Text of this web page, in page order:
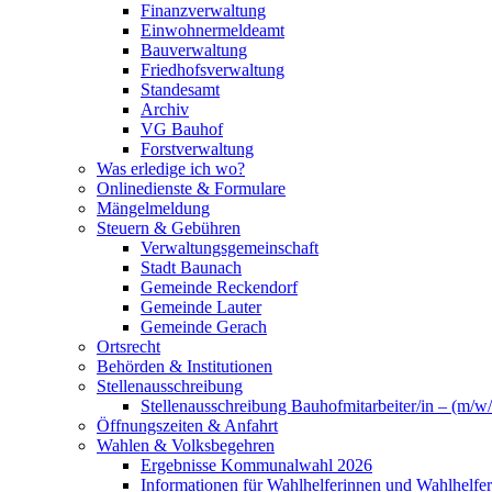
Finanzverwaltung
Einwohnermeldeamt
Bauverwaltung
Friedhofsverwaltung
Standesamt
Archiv
VG Bauhof
Forstverwaltung
Was erledige ich wo?
Onlinedienste & Formulare
Mängelmeldung
Steuern & Gebühren
Verwaltungsgemeinschaft
Stadt Baunach
Gemeinde Reckendorf
Gemeinde Lauter
Gemeinde Gerach
Ortsrecht
Behörden & Institutionen
Stellenausschreibung
Stellenausschreibung Bauhofmitarbeiter/in – (m/
Öffnungszeiten & Anfahrt
Wahlen & Volksbegehren
Ergebnisse Kommunalwahl 2026
Informationen für Wahlhelferinnen und Wahlhelfer